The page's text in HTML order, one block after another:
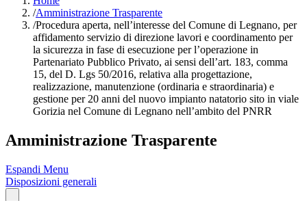
/Amministrazione Trasparente
/Procedura aperta, nell’interesse del Comune di Legnano, per
affidamento servizio di direzione lavori e coordinamento per
la sicurezza in fase di esecuzione per l’operazione in
Partenariato Pubblico Privato, ai sensi dell’art. 183, comma
15, del D. Lgs 50/2016, relativa alla progettazione,
realizzazione, manutenzione (ordinaria e straordinaria) e
gestione per 20 anni del nuovo impianto natatorio sito in viale
Gorizia nel Comune di Legnano nell’ambito del PNRR
Amministrazione Trasparente
Espandi Menu
Disposizioni generali